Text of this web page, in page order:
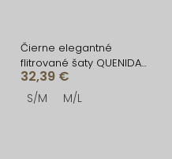
Čierne elegantné
flitrované šaty QUENIDA
so strapcami
32,39 €
S/M M/L